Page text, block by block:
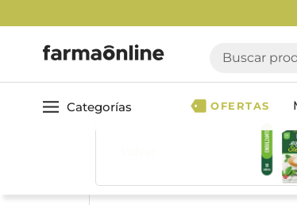
Buscar
Categorías
Dermocosmética
Ver
OFERTAS